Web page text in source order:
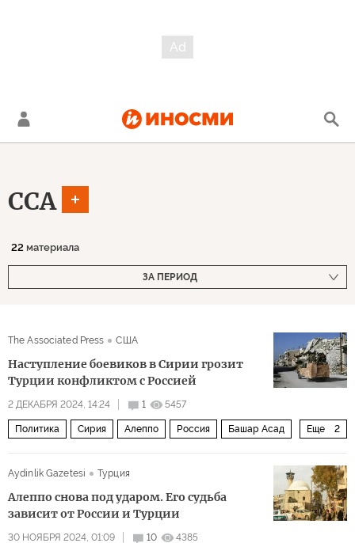
ССА
22 материала
ЗА ПЕРИОД
The Associated Press США
Наступление боевиков в Сирии грозит
Турции конфликтом с Россией
2 ДЕКАБРЯ 2024, 14:24 1 5457
Еще 2
Политика Сирия Алеппо Россия Башар Асад
Aydinlik Gazetesi
Турция
Алеппо снова под ударом. Его судьба
зависит от России и Турции
30 НОЯБРЯ 2024, 01:09 10 4385